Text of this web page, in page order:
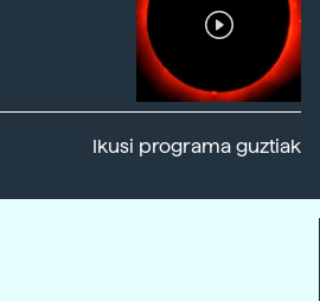
Ikusi programa guztiak